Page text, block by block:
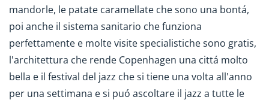
mandorle, le patate caramellate che sono una bontá,
poi anche il sistema sanitario che funziona
perfettamente e molte visite specialistiche sono gratis,
l'architettura che rende Copenhagen una cittá molto
bella e il festival del jazz che si tiene una volta all'anno
per una settimana e si puó ascoltare il jazz a tutte le